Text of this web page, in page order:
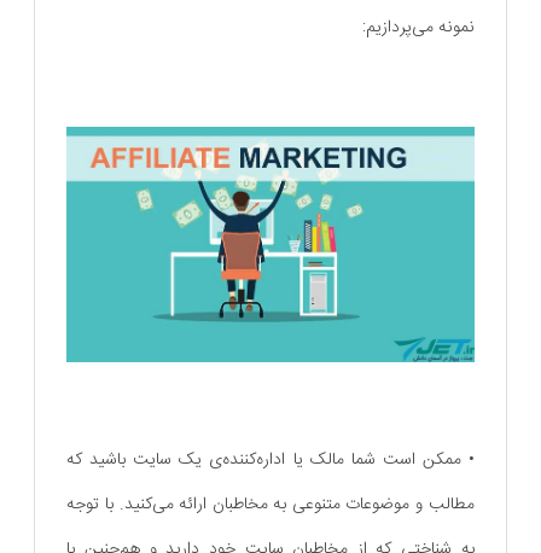
نمونه می‌پردازیم:
• ممکن است شما مالک یا اداره‌کننده‌ی یک سایت باشید که
مطالب و موضوعات متنوعی به مخاطبان ارائه می‌کنید. با توجه